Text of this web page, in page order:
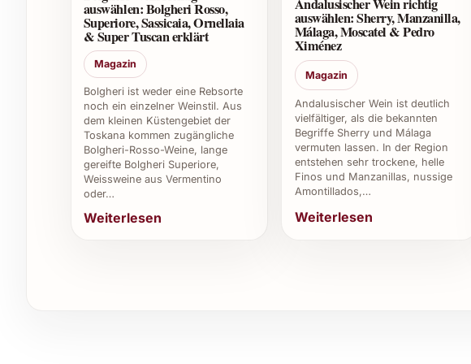
4. Ist der Wein vegan oder biologisch produziert?
Für genaue Informationen zur Produktion empfehlen wir, beim
biologische Zertifikate zu fragen, da dies je nach Jahrgang
5. Welche Trinktemperatur empfiehlt sich?
Optimal servieren Sie den Weisswein bei 8 bis 10 Grad Celsius,
auszukosten.
6. Ist Fonterenza Bianco Le Ragazze 2022 intensiv im
auswählen: Bolgheri Rosso,
Superiore, Sassicaia, Ornellaia
& Super Tuscan erklärt
Magazin
Bolgheri ist weder eine Rebsorte
noch ein einzelner Weinstil. Aus
dem kleinen Küstengebiet der
Toskana kommen zugängliche
Bolgheri-Rosso-Weine, lange
gereifte Bolgheri Superiore,
Weissweine aus Vermentino
oder…
Weiterlesen
auswählen: Sherry, Manzanilla,
Málaga, Moscatel & Pedro
Ximénez
Magazin
Andalusischer Wein ist deutlich
vielfältiger, als die bekannten
Begriffe Sherry und Málaga
vermuten lassen. In der Region
entstehen sehr trockene, helle
Finos und Manzanillas, nussige
Amontillados,…
Weiterlesen